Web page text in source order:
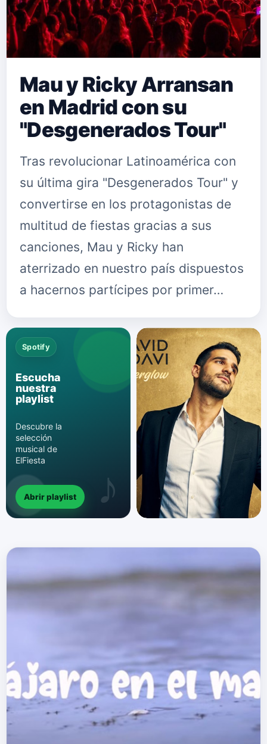
Mau y Ricky Arransan
en Madrid con su
"Desgenerados Tour"
Tras revolucionar Latinoamérica con
su última gira "Desgenerados Tour" y
convertirse en los protagonistas de
multitud de fiestas gracias a sus
canciones, Mau y Ricky han
aterrizado en nuestro país dispuestos
a hacernos partícipes por primer…
Spotify
Escucha
nuestra
playlist
Descubre la
selección
musical de
ElFiesta
Abrir playlist